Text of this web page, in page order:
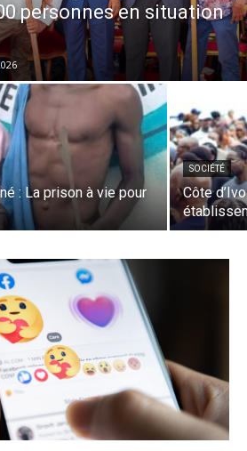
personnes en situation
: La prison à vie pour
SOCIÉTÉ
Côte